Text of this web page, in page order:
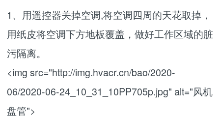
1、用遥控器关掉空调,将空调四周的天花取掉，
用纸皮将空调下方地板覆盖，做好工作区域的脏
污隔离。
<img src="http://img.hvacr.cn/bao/2020-
06/2020-06-24_10_31_10PP705p.jpg" alt="风机
盘管">